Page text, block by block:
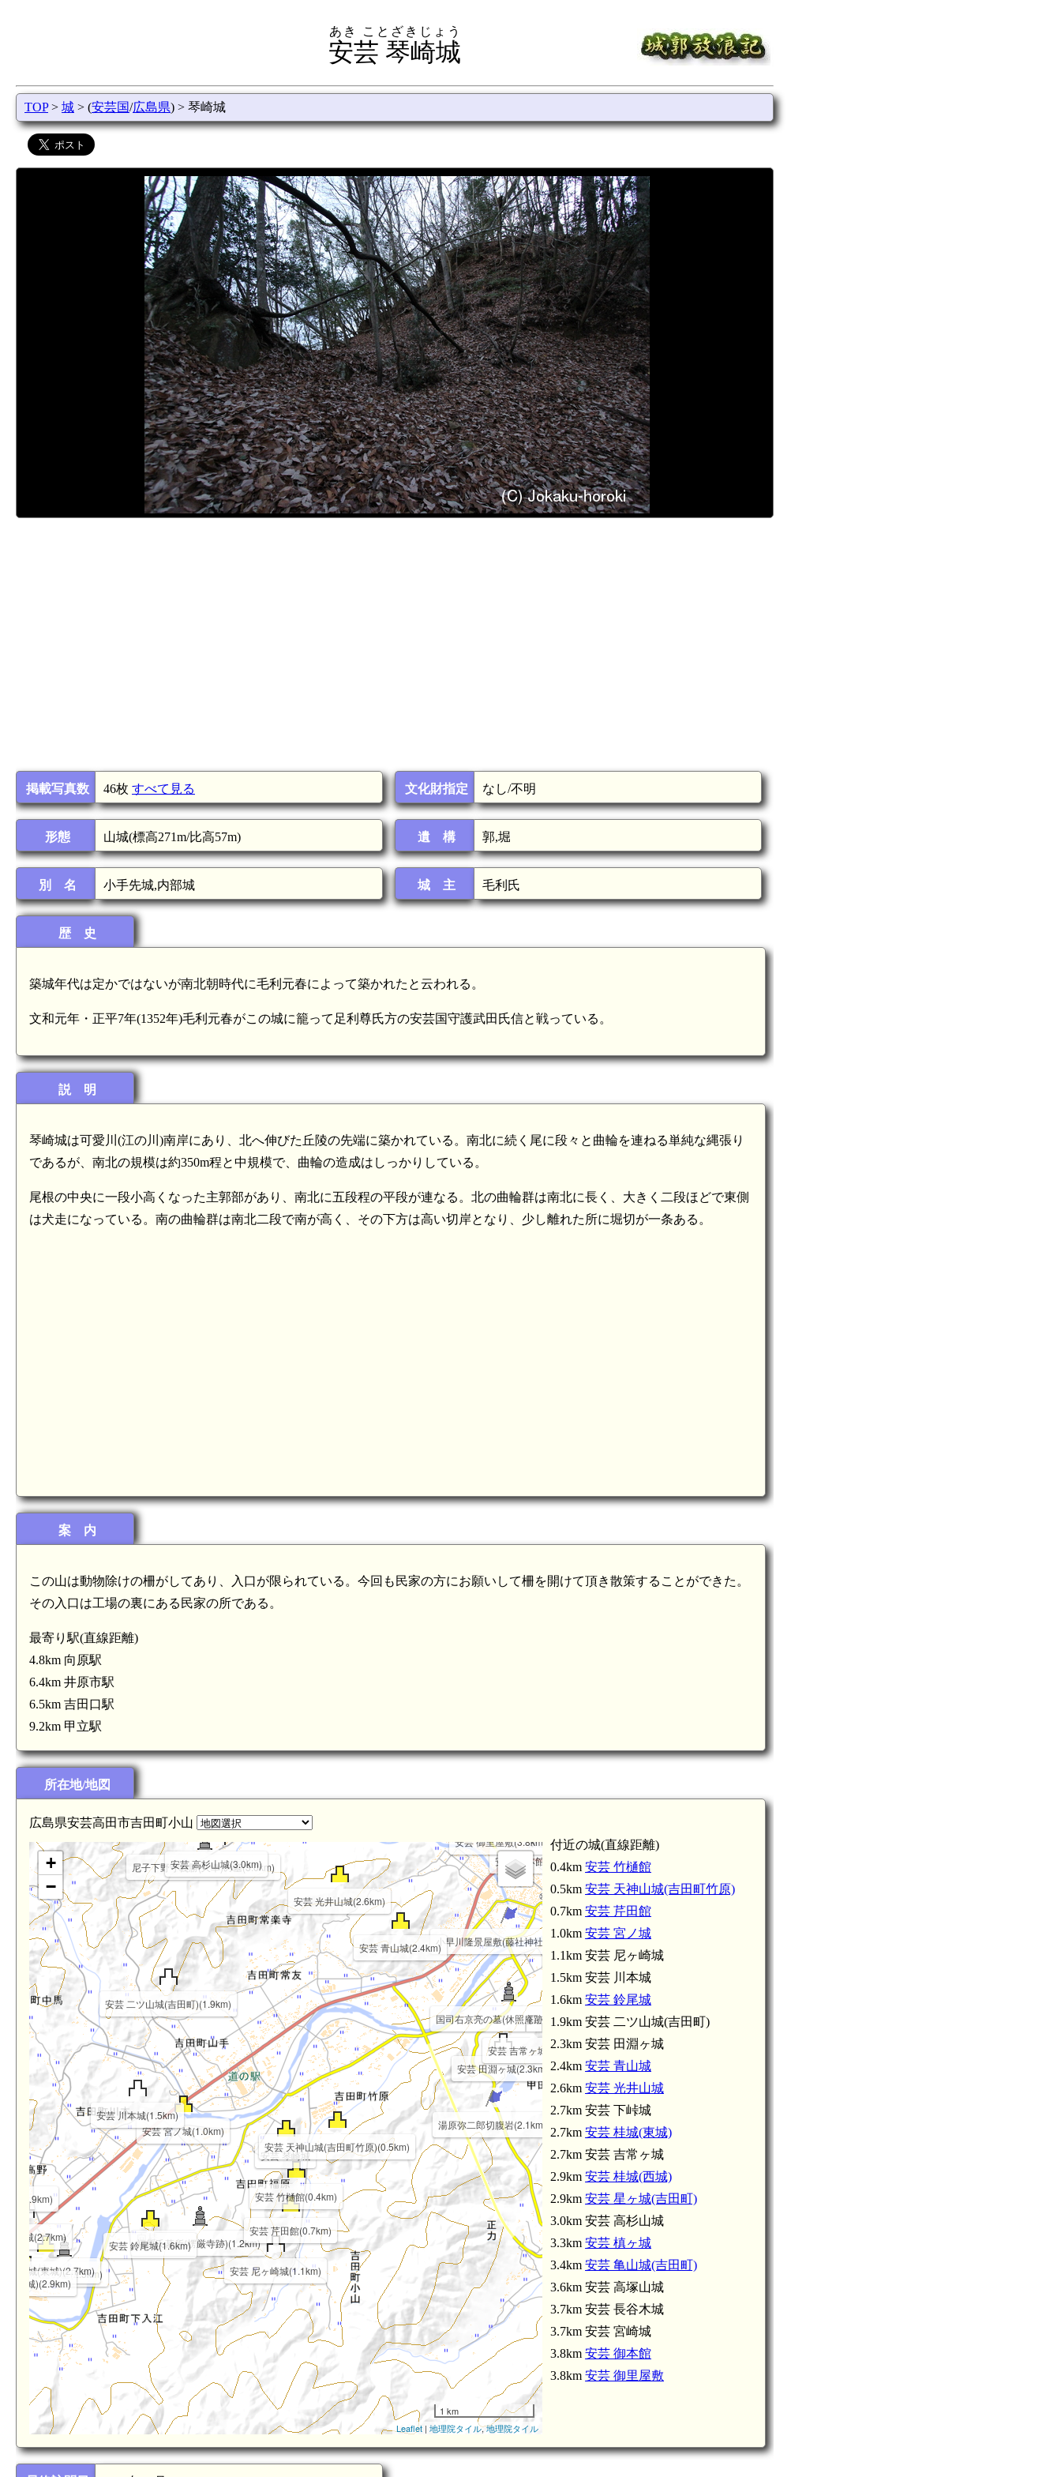
安芸 琴崎城
あき ことざきじょう
TOP> 城 > (安芸国/広島県) > 琴崎城
掲載写真数 46枚 すべて見る
形態 山城(標高271m/比高57m)
別 名 小手先城,内部城
文化財指定 なし/不明
遺 構 郭,堀
城 主 毛利氏
歴 史
築城年代は定かではないが南北朝時代に毛利元春によって築かれたと云われる。
文和元年・正平7年(1352年)毛利元春がこの城に籠って足利尊氏方の安芸国守護武田氏信と戦っている。
説 明
琴崎城は可愛川(江の川)南岸にあり、北へ伸びた丘陵の先端に築かれている。南北に続く尾に段々と曲輪を連ねる単純な縄張り
であるが、南北の規模は約350m程と中規模で、曲輪の造成はしっかりしている。
尾根の中央に一段小高くなった主郭部があり、南北に五段程の平段が連なる。北の曲輪群は南北に長く、大きく二段ほどで東側
は犬走になっている。南の曲輪群は南北二段で南が高く、その下方は高い切岸となり、少し離れた所に堀切が一条ある。
案 内
この山は動物除けの柵がしてあり、入口が限られている。今回も民家の方にお願いして柵を開けて頂き散策することができた。
その入口は工場の裏にある民家の所である。
最寄り駅(直線距離)
4.8km 向原駅
6.4km 井原市駅
6.5km 吉田口駅
9.2km 甲立駅
所在地/地図
広島県安芸高田市吉田町小山
福原氏墓所(楞厳寺跡)(1.2km)
湯原弥二郎切腹岩(2.1km)
桂広澄の墓(2.5km)
国司右京亮の墓(休照庵跡)(2.6km)
尼子下野守義勝(久幸)の墓(3.0km)
小早川隆景屋敷(藤社神社)(3.1km)
毛利元就と毛利一族墓所(4.2km)
安芸 琴崎城
安芸 竹樋館(0.4km)
安芸 天神山城(吉田町竹原)(0.5km)
安芸 芹田館(0.7km)
安芸 宮ノ城(1.0km)
安芸 尼ヶ崎城(1.1km)
安芸 川本城(1.5km)
安芸 鈴尾城(1.6km)
安芸 二ツ山城(吉田町)(1.9km)
安芸 田淵ヶ城(2.3km)
安芸 青山城(2.4km)
安芸 光井山城(2.6km)
下峠城(2.7km)
芸 桂城(東城)(2.7km)
安芸 吉常ヶ城(2.7km)
城(西城)(2.9km)
町)(2.9km)
安芸 高杉山城(3.0km)
安芸 高塚山城(3.6km)
安芸 長谷木城(3.7km)
安芸 御本館(3.8km)
安芸 御里屋敷(3.8km)
+
−
1 km
Leaflet | 地理院タイル,地理院タイル
付近の城(直線距離)
0.4km 安芸 竹樋館
0.5km 安芸 天神山城(吉田町竹原)
0.7km 安芸 芹田館
1.0km 安芸 宮ノ城
1.1km 安芸 尼ヶ崎城
1.5km 安芸 川本城
1.6km 安芸 鈴尾城
1.9km 安芸 二ツ山城(吉田町)
2.3km 安芸 田淵ヶ城
2.4km 安芸 青山城
2.6km 安芸 光井山城
2.7km 安芸 下峠城
2.7km 安芸 桂城(東城)
2.7km 安芸 吉常ヶ城
2.9km 安芸 桂城(西城)
2.9km 安芸 星ヶ城(吉田町)
3.0km 安芸 高杉山城
3.3km 安芸 槙ヶ城
3.4km 安芸 亀山城(吉田町)
3.6km 安芸 高塚山城
3.7km 安芸 長谷木城
3.7km 安芸 宮崎城
3.8km 安芸 御本館
3.8km 安芸 御里屋敷